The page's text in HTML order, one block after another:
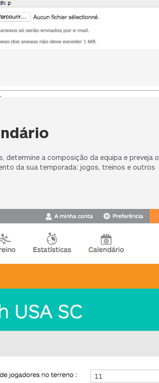
determine a composição da equipa e preveja o
da sua temporada: jogos, treinos e outros